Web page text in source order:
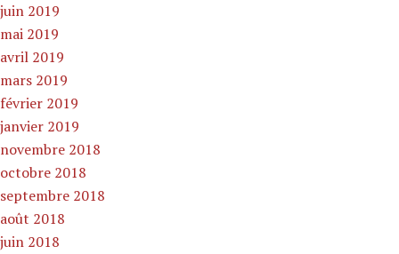
juin 2019
mai 2019
avril 2019
mars 2019
février 2019
janvier 2019
novembre 2018
octobre 2018
septembre 2018
août 2018
juin 2018